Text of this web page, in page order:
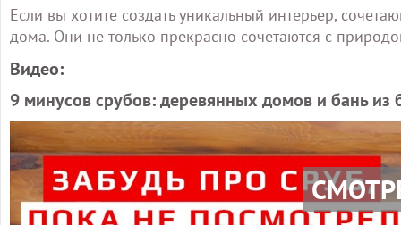
Если вы хотите создать уникальный интерьер,
дома. Они не только прекрасно сочетаются с
Видео:
9 минусов срубов: деревянных домов и бань из